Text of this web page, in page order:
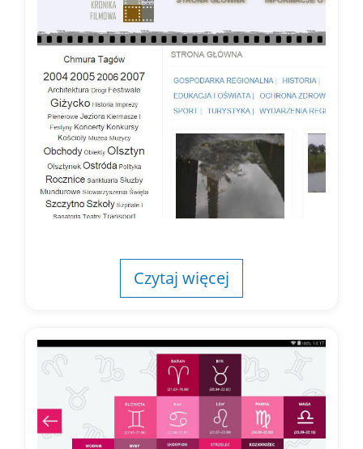
Czytaj więcej